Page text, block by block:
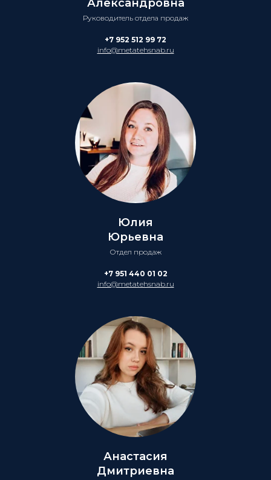
Александровна
Руководитель отдела продаж
+7 952 512 99 72
info@metatehsnab.ru
Юлия
Юрьевна
Отдел продаж
+7 951 440 01 02
info@metatehsnab.ru
Анастасия
Дмитриевна